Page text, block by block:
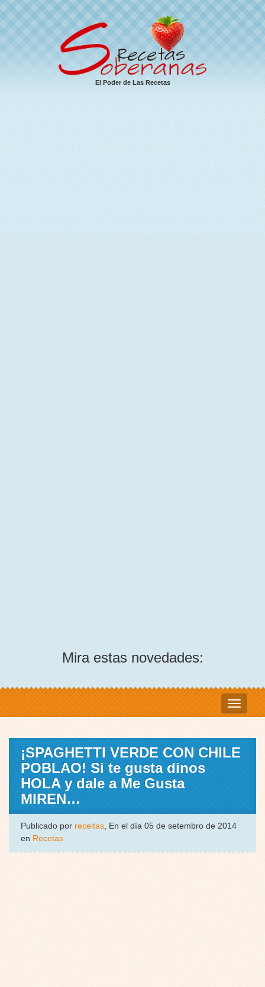
El Poder de Las Recetas
Mira estas novedades:
¡SPAGHETTI VERDE CON CHILE
POBLAO! Si te gusta dinos
HOLA y dale a Me Gusta
MIREN…
Publicado por receitas, En el día 05 de setembro de 2014
en Recetas